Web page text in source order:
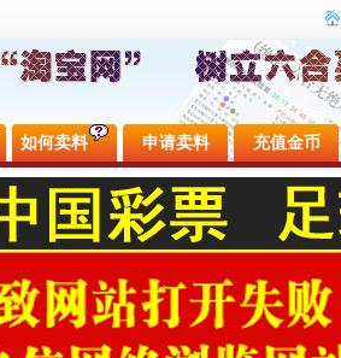
如何卖料 申请卖料 充值金币